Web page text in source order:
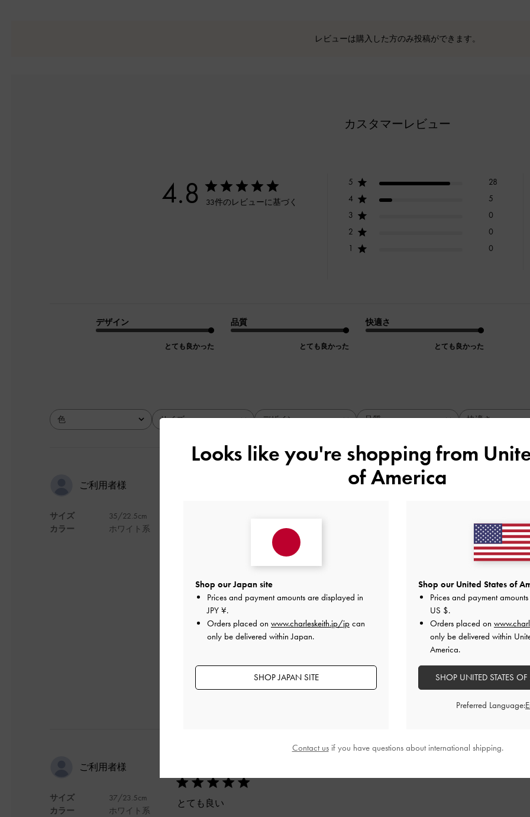
レビューは購入した方のみ投稿ができます。
カスタマーレビュー
4.8 33件のレビューに基づく
5
28
4
5
3
0
2
0
1
0
デザイン
とても良かった
品質
とても良かった
快適さ
とても良かった
色全て サイズ デザイン 品質 快適さ
ご利用者様
サイズ
カラー
35/22.5cm
ホワイト系
普段パンプスなら22. 5、ソックスを合わせる靴は23センチですが、
ちょうどセールをやっていてサイズが22. 5しかなく心配でしたが
厚手のソックスでなければ大丈夫そうです。
ひもで調整すれば脱げることはないと思いますが、脱ぎ履きが緒ってめんどくさ
で許します。
真夏の暑い時期に購入したのでまだ試し履きのみですが、秋になったらガンガン履
デザイン 快適さ
ご利用者様
サイズ
カラー
37/23.5cm
ホワイト系
とても良い
Looks like you're shopping from
of America
Shop our Japan site
Prices and payment amounts are displayed in
JPY ¥.
Orders placed on www.charleskeith.jp/jp can
only be delivered within Japan.
SHOP JAPAN SITE
Shop our United States of
Prices and payment
US $.
Orders placed on
only be delivered within
America.
SHOP UNITED STATES
Preferred Language:
Contact usif you have questions about international shipping.